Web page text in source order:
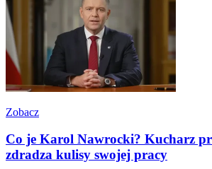
Zobacz
Co je Karol Nawrocki? Kucharz
zdradza kulisy swojej pracy